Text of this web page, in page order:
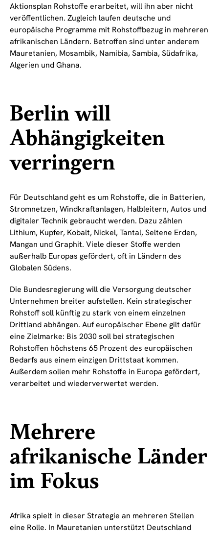
Aktionsplan Rohstoffe erarbeitet, will ihn aber nicht
veröffentlichen. Zugleich laufen deutsche und
europäische Programme mit Rohstoffbezug in mehreren
afrikanischen Ländern. Betroffen sind unter anderem
Mauretanien, Mosambik, Namibia, Sambia, Südafrika,
Algerien und Ghana.
Berlin will
Abhängigkeiten
verringern
Für Deutschland geht es um Rohstoffe, die in Batterien,
Stromnetzen, Windkraftanlagen, Halbleitern, Autos und
digitaler Technik gebraucht werden. Dazu zählen
Lithium, Kupfer, Kobalt, Nickel, Tantal, Seltene Erden,
Mangan und Graphit. Viele dieser Stoffe werden
außerhalb Europas gefördert, oft in Ländern des
Globalen Südens.
Die Bundesregierung will die Versorgung deutscher
Unternehmen breiter aufstellen. Kein strategischer
Rohstoff soll künftig zu stark von einem einzelnen
Drittland abhängen. Auf europäischer Ebene gilt dafür
eine Zielmarke: Bis 2030 soll bei strategischen
Rohstoffen höchstens 65 Prozent des europäischen
Bedarfs aus einem einzigen Drittstaat kommen.
Außerdem sollen mehr Rohstoffe in Europa gefördert,
verarbeitet und wiederverwertet werden.
Mehrere
afrikanische Länder
im Fokus
Afrika spielt in dieser Strategie an mehreren Stellen
eine Rolle. In Mauretanien unterstützt Deutschland